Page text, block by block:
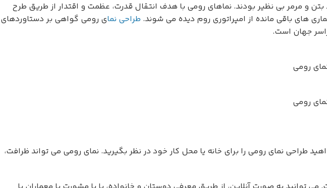
و مرمر بی نظیر بودند. نماهای رومی با هدف انتقال قدرت، عظمت و اقتدار از طریق طرح
های باقی مانده از امپراتوری روم دیده می شوند. طراحی نمای رومی گواهی بر دستاوردهای
جهان است.
رومی
رومی
نمای رومی را برای خانه یا محل کار خود در نظر بگیرید. نمای رومی می تواند ظرافت،